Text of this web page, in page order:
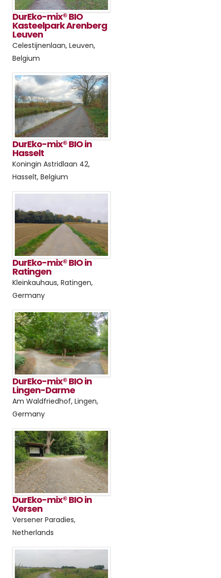
DurEko-mix® BIO
Kasteelpark Arenberg
Leuven
Celestijnenlaan, Leuven,
Belgium
DurEko-mix® BIO in
Hasselt
Koningin Astridlaan 42,
Hasselt, Belgium
DurEko-mix® BIO in
Ratingen
Kleinkauhaus, Ratingen,
Germany
DurEko-mix® BIO in
Lingen-Darme
Am Waldfriedhof, Lingen,
Germany
DurEko-mix® BIO in
Versen
Versener Paradies,
Netherlands